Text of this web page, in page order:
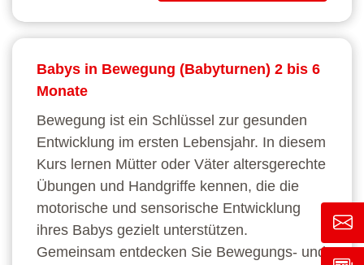
Babys in Bewegung (Babyturnen) 2 bis 6
Monate
Bewegung ist ein Schlüssel zur gesunden
Entwicklung im ersten Lebensjahr. In diesem
Kurs lernen Mütter oder Väter altersgerechte
Übungen und Handgriffe kennen, die die
motorische und sensorische Entwicklung
ihres Babys gezielt unterstützen.
Gemeinsam entdecken Sie Bewegungs- und